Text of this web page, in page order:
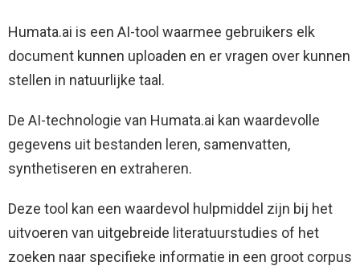
Humata.ai is een AI-tool waarmee gebruikers elk
document kunnen uploaden en er vragen over kunnen
stellen in natuurlijke taal.
De AI-technologie van Humata.ai kan waardevolle
gegevens uit bestanden leren, samenvatten,
synthetiseren en extraheren.
Deze tool kan een waardevol hulpmiddel zijn bij het
uitvoeren van uitgebreide literatuurstudies of het
zoeken naar specifieke informatie in een groot corpus